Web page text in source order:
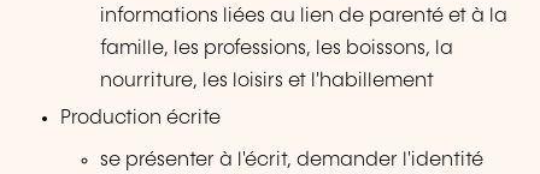
informations liées au lien de parenté et à la
famille, les professions, les boissons, la
nourriture, les loisirs et l'habillement
Production écrite
se présenter à l'écrit, demander l'identité